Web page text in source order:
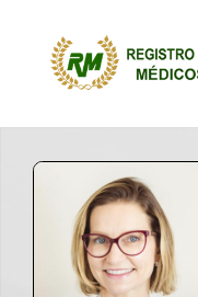
conteúdo